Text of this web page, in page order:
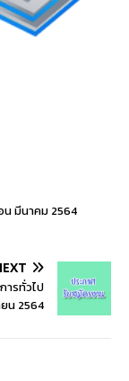
มีนาคม 2564
ารทั่วไป
น 2564